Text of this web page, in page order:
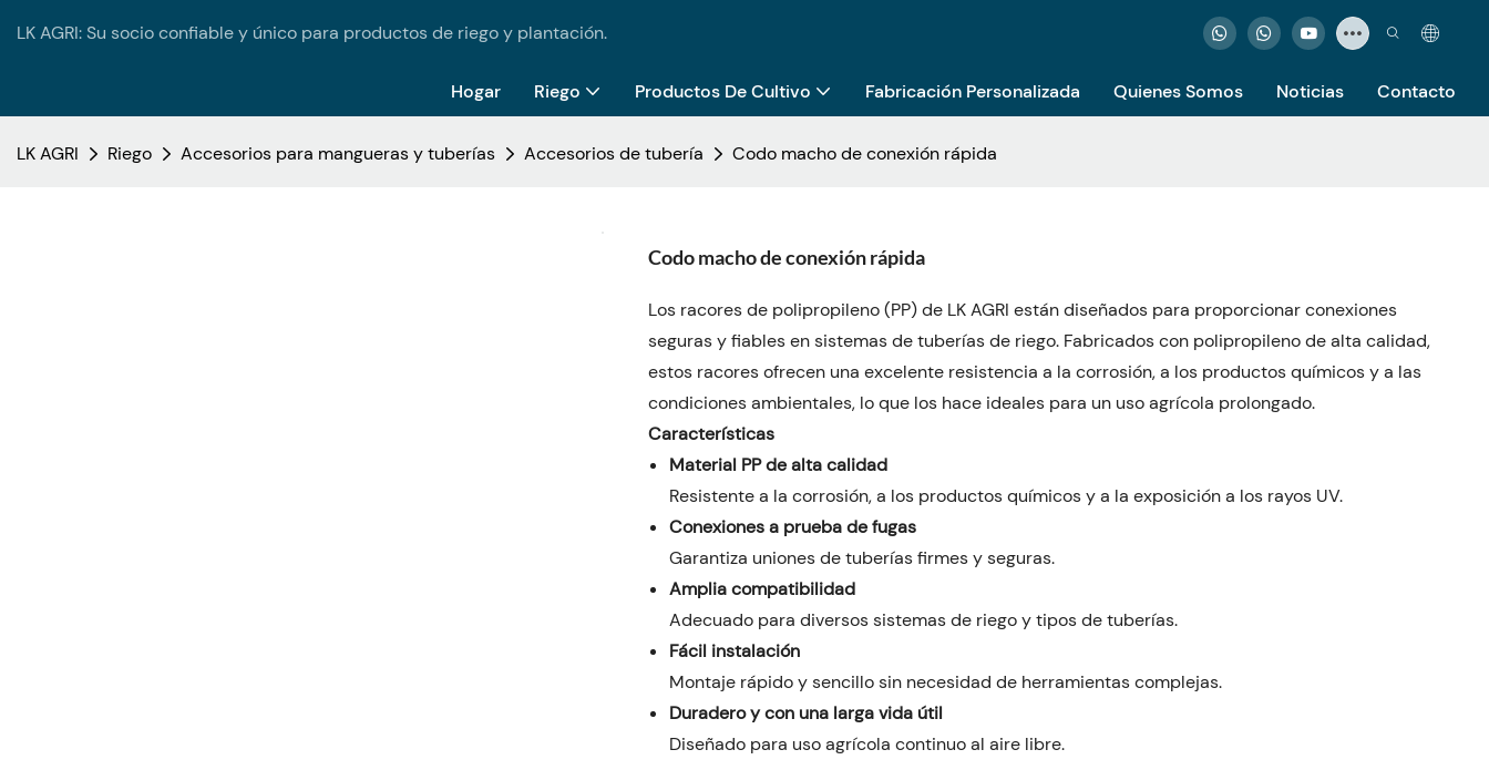
LK AGRI: Su socio confiable y único para productos de riego y plantación.
Hogar Riego Productos De Cultivo Fabricación Personalizada Quienes Somos Noticias Contacto
LK AGRI Riego Accesorios para mangueras y tuberías Accesorios de tubería Codo macho de conexión rápida
Codo macho de conexión rápida
Los racores de polipropileno (PP) de LK AGRI están diseñados para proporcionar conexiones
seguras y fiables en sistemas de tuberías de riego. Fabricados con polipropileno de alta calidad,
estos racores ofrecen una excelente resistencia a la corrosión, a los productos químicos y a las
condiciones ambientales, lo que los hace ideales para un uso agrícola prolongado.
Características
Material PP de alta calidad
Resistente a la corrosión, a los productos químicos y a la exposición a los rayos UV.
Conexiones a prueba de fugas
Garantiza uniones de tuberías firmes y seguras.
Amplia compatibilidad
Adecuado para diversos sistemas de riego y tipos de tuberías.
Fácil instalación
Montaje rápido y sencillo sin necesidad de herramientas complejas.
Duradero y con una larga vida útil
Diseñado para uso agrícola continuo al aire libre.